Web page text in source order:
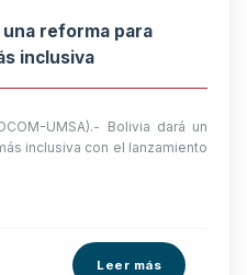
una reforma para
inclusiva
UMSA).- Bolivia dará un
inclusiva con el lanzamiento
Leer más